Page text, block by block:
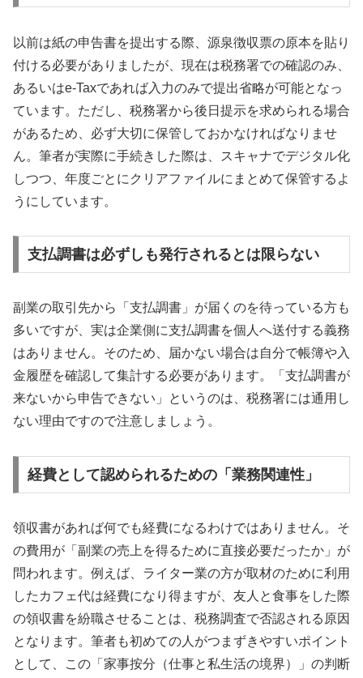
以前は紙の申告書を提出する際、源泉徴収票の原本を貼り
付ける必要がありましたが、現在は税務署での確認のみ、
あるいはe-Taxであれば入力のみで提出省略が可能となっ
ています。ただし、税務署から後日提示を求められる場合
があるため、必ず大切に保管しておかなければなりませ
ん。筆者が実際に手続きした際は、スキャナでデジタル化
しつつ、年度ごとにクリアファイルにまとめて保管するよ
うにしています。
支払調書は必ずしも発行されるとは限らない
副業の取引先から「支払調書」が届くのを待っている方も
多いですが、実は企業側に支払調書を個人へ送付する義務
はありません。そのため、届かない場合は自分で帳簿や入
金履歴を確認して集計する必要があります。「支払調書が
来ないから申告できない」というのは、税務署には通用し
ない理由ですので注意しましょう。
経費として認められるための「業務関連性」
領収書があれば何でも経費になるわけではありません。そ
の費用が「副業の売上を得るために直接必要だったか」が
問われます。例えば、ライター業の方が取材のために利用
したカフェ代は経費になり得ますが、友人と食事をした際
の領収書を紛職させることは、税務調査で否認される原因
となります。筆者も初めての人がつまずきやすいポイント
として、この「家事按分（仕事と私生活の境界）」の判断